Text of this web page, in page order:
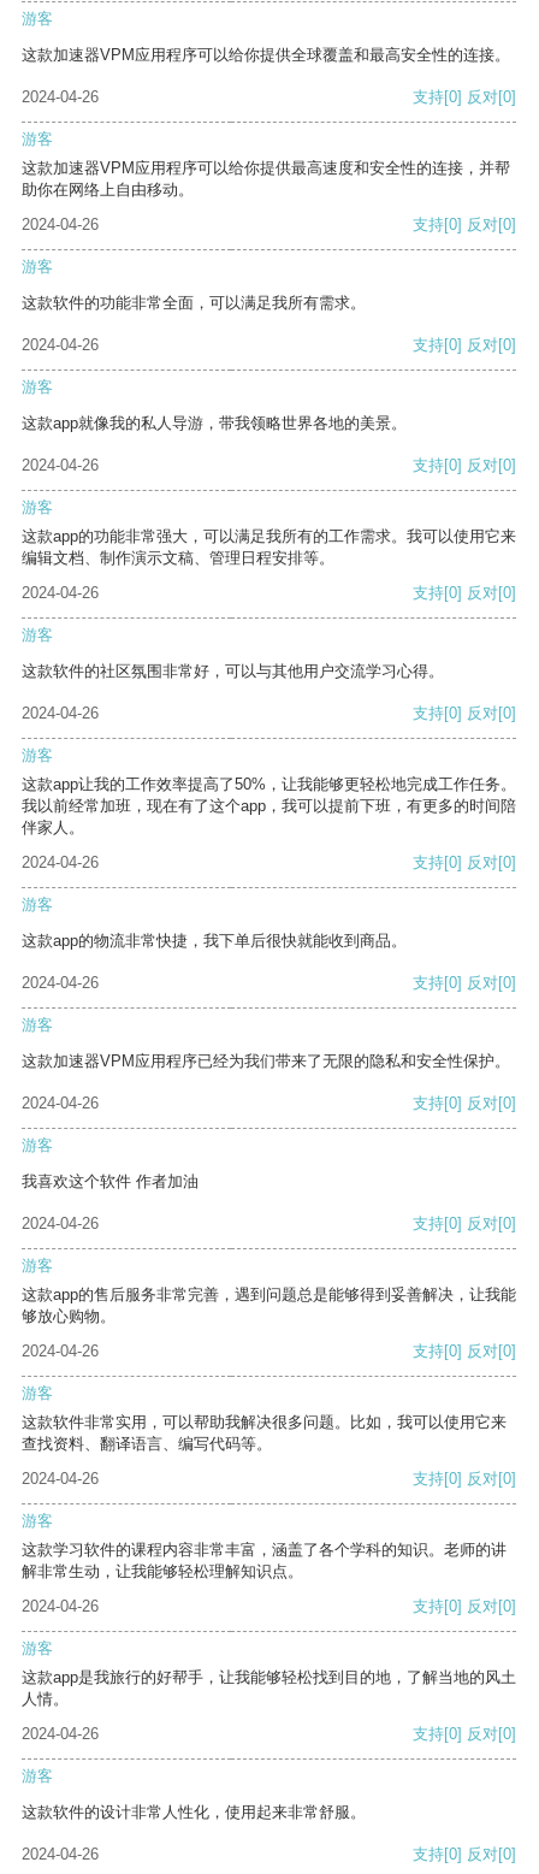
游客
这款加速器VPM应用程序可以给你提供全球覆盖和最高安全性的连接。
2024-04-26 支持[0] 反对[0]
游客
这款加速器VPM应用程序可以给你提供最高速度和安全性的连接，并帮
助你在网络上自由移动。
2024-04-26
支持[0] 反对[0]
游客
这款软件的功能非常全面，可以满足我所有需求。
2024-04-26 支持[0] 反对[0]
游客
这款app就像我的私人导游，带我领略世界各地的美景。
2024-04-26 支持[0] 反对[0]
游客
这款app的功能非常强大，可以满足我所有的工作需求。我可以使用它来
编辑文档、制作演示文稿、管理日程安排等。
2024-04-26
支持[0] 反对[0]
游客
这款软件的社区氛围非常好，可以与其他用户交流学习心得。
2024-04-26 支持[0] 反对[0]
游客
这款app让我的工作效率提高了50%，让我能够更轻松地完成工作任务。
我以前经常加班，现在有了这个app，我可以提前下班，有更多的时间陪
伴家人。
2024-04-26
支持[0] 反对[0]
游客
这款app的物流非常快捷，我下单后很快就能收到商品。
2024-04-26 支持[0] 反对[0]
游客
这款加速器VPM应用程序已经为我们带来了无限的隐私和安全性保护。
2024-04-26 支持[0] 反对[0]
游客
我喜欢这个软件 作者加油
2024-04-26 支持[0] 反对[0]
游客
这款app的售后服务非常完善，遇到问题总是能够得到妥善解决，让我能
够放心购物。
2024-04-26
支持[0] 反对[0]
游客
这款软件非常实用，可以帮助我解决很多问题。比如，我可以使用它来
查找资料、翻译语言、编写代码等。
2024-04-26
支持[0] 反对[0]
游客
这款学习软件的课程内容非常丰富，涵盖了各个学科的知识。老师的讲
解非常生动，让我能够轻松理解知识点。
2024-04-26
支持[0] 反对[0]
游客
这款app是我旅行的好帮手，让我能够轻松找到目的地，了解当地的风土
人情。
2024-04-26
支持[0] 反对[0]
游客
这款软件的设计非常人性化，使用起来非常舒服。
2024-04-26 支持[0] 反对[0]